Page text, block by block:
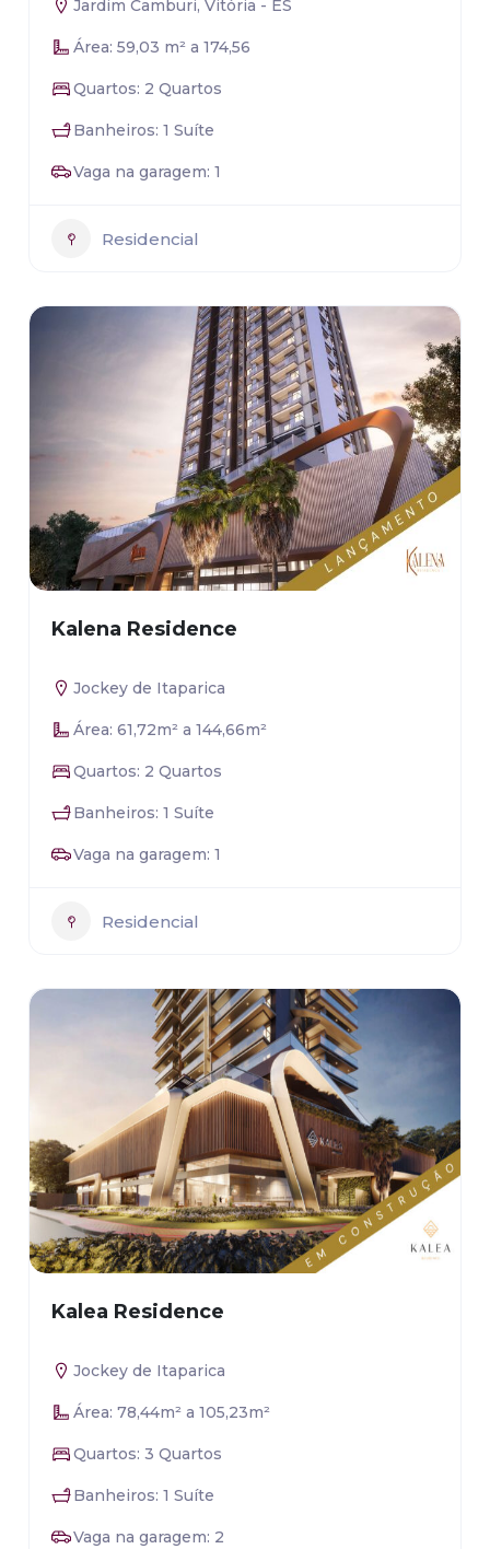
Jardim Camburi, Vitória - ES
Área: 59,03 m² a 174,56
Quartos: 2 Quartos
Banheiros: 1 Suíte
Vaga na garagem: 1
Residencial
Kalena Residence
Jockey de Itaparica
Área: 61,72m² a 144,66m²
Quartos: 2 Quartos
Banheiros: 1 Suíte
Vaga na garagem: 1
Residencial
Kalea Residence
Jockey de Itaparica
Área: 78,44m² a 105,23m²
Quartos: 3 Quartos
Banheiros: 1 Suíte
Vaga na garagem: 2